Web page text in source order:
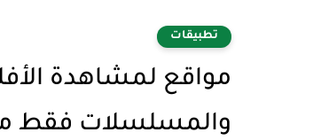
تطبيقات
مواقع لمشاهدة
والمسلسلات فقط